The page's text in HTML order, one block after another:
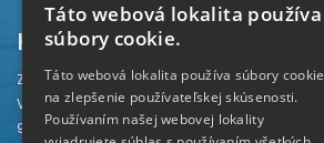
Kontakt
Záhorská knižnica
Vajanského 28
905 01 Senica
Táto webová lokalita používa
súbory cookie.
Táto webová lokalita používa súbory cookie
na zlepšenie používateľskej skúsenosti.
Používaním našej webovej lokality